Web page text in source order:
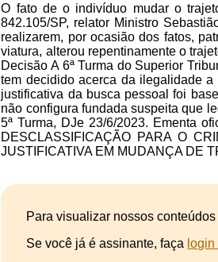
O fato de o indivíduo mudar o
842.105/SP, relator Ministro
realizarem, por ocasião dos fatos,
viatura, alterou repentinamente o
Decisão A 6ª Turma do Superior
tem decidido acerca da ilegalidade
justificativa da busca pessoal foi
não configura fundada suspeita que
5ª Turma, DJe 23/6/2023. Ementa
DESCLASSIFICAÇÃO PARA O
JUSTIFICATIVA EM MUDANÇA DE
Para visualizar nossos
Se você já é assinante, faça